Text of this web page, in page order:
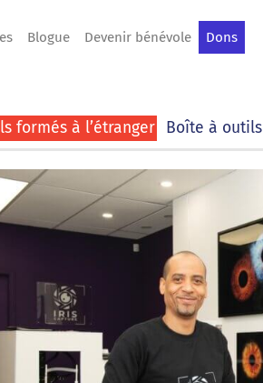
Blogue Devenir bénévole Dons
formés à l’étranger Boîte à outils